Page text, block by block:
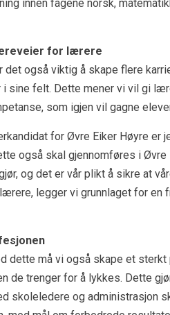
innen fagene norsk,
for lærere
det også viktig å skape flere
sine felt. Dette mener vi vil gi
som igjen vil gagne
for Øvre Eiker Høyre
også skal gjennomføres i Øvre
og det er vår plikt å sikre at
legger vi grunnlaget for en
dette må vi også skape et
de trenger for å lykkes. Dette
skoleledere og administrasjon